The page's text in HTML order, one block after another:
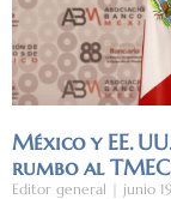
México y EE.
rumbo al
Editor general junio